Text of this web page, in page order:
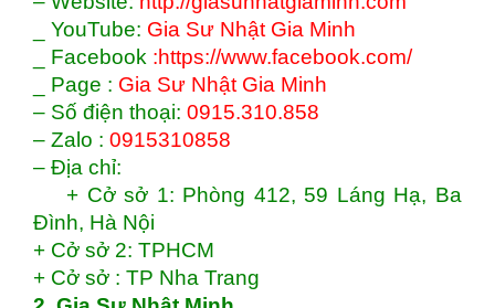
_ YouTube: Gia Sư Nhật Gia Minh
_ Facebook :https://www.facebook.com/
_ Page : Gia Sư Nhật Gia Minh
– Số điện thoại: 0915.310.858
– Zalo : 0915310858
– Địa chỉ:
+ Cở sở 1: Phòng 412, 59 Láng Hạ, Ba
Đình, Hà Nội
+ Cở sở 2: TPHCM
+ Cở sở : TP Nha Trang